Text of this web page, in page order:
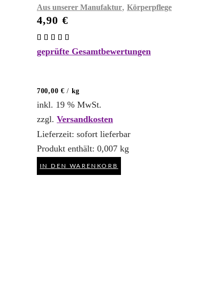
Aus unserer Manufaktur, Körperpflege
4,90 €
5.00
geprüfte Gesamtbewertungen
700,00 € / kg
inkl. 19 % MwSt.
zzgl. Versandkosten
Lieferzeit: sofort lieferbar
Produkt enthält: 0,007 kg
IN DEN WARENKORB